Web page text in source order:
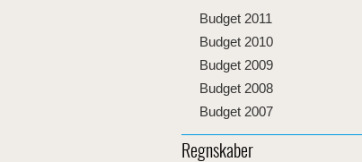
Budget 2011
Budget 2010
Budget 2009
Budget 2008
Budget 2007
Regnskaber